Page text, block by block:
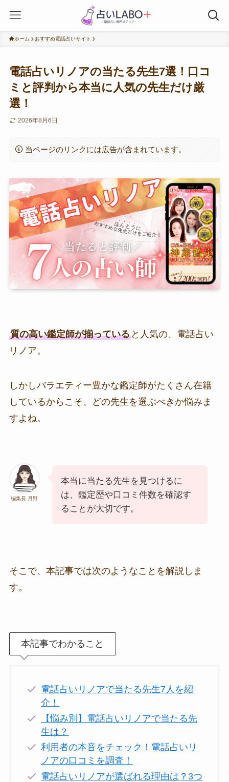
ホーム おすすめ電話占いサイト
電話占いリノアの当たる先生7選！口コ
ミと評判から本当に人気の先生だけ厳
選！
2026年8月6日
当ページのリンクには広告が含まれています。
質の高い鑑定師が揃っていると人気の、電話占い
リノア。
しかしバラエティー豊かな鑑定師がたくさん在籍
しているからこそ、どの先生を選ぶべきか悩みま
すよね。
編集長 月野
本当に当たる先生を見つけるに
は、鑑定歴や口コミ件数を確認す
ることが大切です。
そこで、本記事では次のようなことを解説しま
す。
本記事でわかること
電話占いリノアで当たる先生7人を紹
介！
【悩み別】電話占いリノアで当たる先
生は？
利用者の本音をチェック！電話占いリ
ノアの口コミを調査！
電話占いリノアが選ばれる理由は？3つ